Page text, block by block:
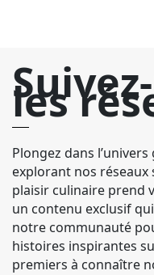
les
Plongez dans
explorant nos
plaisir culinaire prend
un contenu exclusif
notre communauté
histoires inspirantes
premiers à connaître